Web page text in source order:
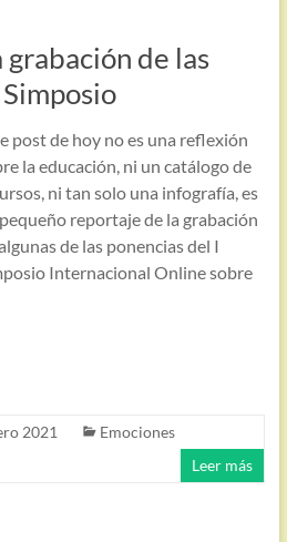
de las
post de hoy no es una reflexión
la educación, ni un catálogo de
ni tan solo una infografía, es
reportaje de la grabación
de las ponencias del I
Internacional Online sobre
2021
Emociones
Leer más